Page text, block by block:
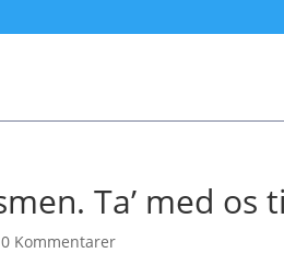
Ta’ med os
0 Kommentarer